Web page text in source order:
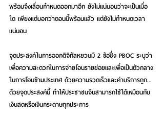
พร้อมจึงเลื่อนกำหนดออกมาอีก ยังไม่แน่นอนว่าจะเป็นเมื่อ
ใด เพียงแต่บอกว่าตอนนี้พร้อมแล้ว แต่ยังไม่กำหนดเวลา
แน่นอน
จุดประสงค์ในการออกดิจิทัลหยวนมี 2 ข้อซึ่ง PBOC ระบุว่า
เพื่อความสะดวกในการจ่ายโอนรายย่อยและเพื่อเป็นตัวกลาง
ในการโอนข้ามประเทศ ด้วยความรวดเร็วและค่าบริการถูก...
ด้วยจุดประสงค์นี้ ทำให้ประชาชนจีนสามารถใช้ได้เหมือนกับ
เงินสดหรือเงินกระดาษทุกประการ